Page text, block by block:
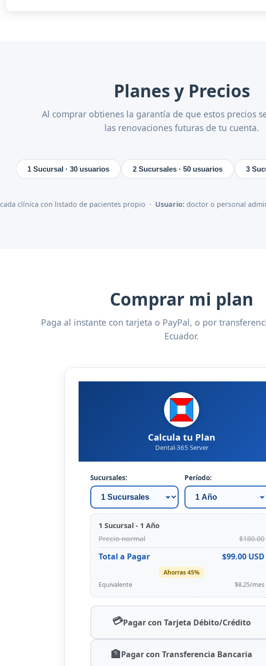
Planes y Precios
Al comprar obtienes la garantía de que estos precios
las renovaciones futuras de tu cuenta.
1 Sucursal · 30 usuarios 2 Sucursales · 50 usuarios 3
cada clínica con listado de pacientes propio · Usuario: doctor o personal
Comprar mi plan
Paga al instante con tarjeta o PayPal, o por
Ecuador.
Calcula tu Plan
Dental-365 Server
Sucursales: Período:
1 Sucursal - 1 Año
Precio normal
$180.00
Total a Pagar $99.00 USD
Ahorras 45%
Equivalente
$8.25/mes
💳Pagar con Tarjeta Débito/Crédito
🏦Pagar con Transferencia Bancaria